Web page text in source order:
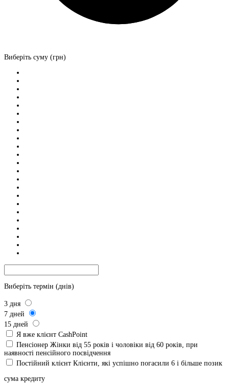
Виберіть суму (грн)
Виберіть термін (днів)
3 дня
7 дней
15 дней
Я вже клієнт CashPoint
Пенсіонер Жінки від 55 років і чоловіки від 60 років, при
наявності пенсійного посвідчення
Постійний клієнт Клієнти, які успішно погасили 6 і більше позик
сума кредиту